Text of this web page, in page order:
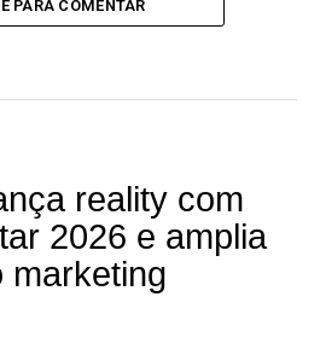
PARA COMENTAR
reality com
2026 e amplia
marketing